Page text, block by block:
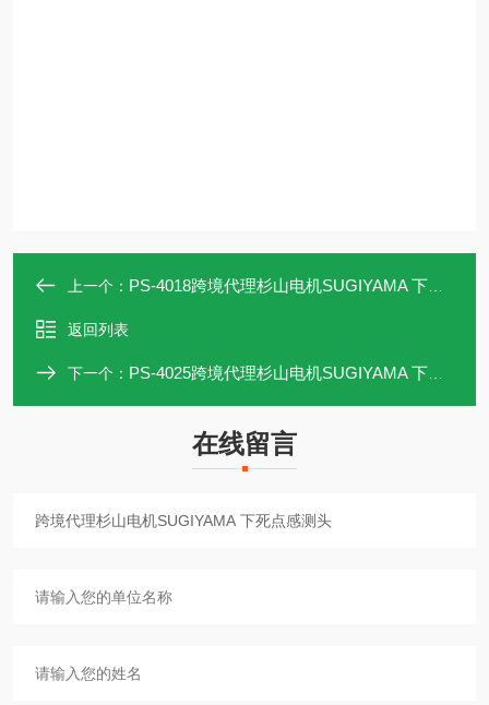
上一个： PS-4018跨境代理杉山电机SUGIYAMA 下死点感测头
返回列表
下一个： PS-4025跨境代理杉山电机SUGIYAMA 下死点感测头
在线留言